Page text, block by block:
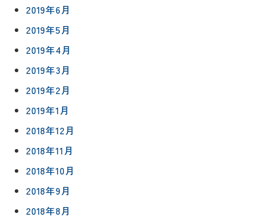
2019年6月
2019年5月
2019年4月
2019年3月
2019年2月
2019年1月
2018年12月
2018年11月
2018年10月
2018年9月
2018年8月